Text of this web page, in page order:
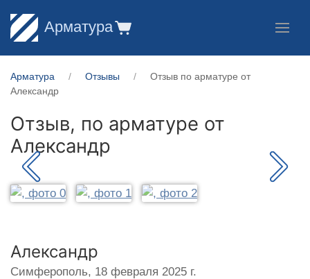
Арматура
Арматура Отзывы
Отзыв по арматуре от
Александр
Отзыв, по арматуре от
Александр
Александр
Симферополь, 18 февраля 2025 г.